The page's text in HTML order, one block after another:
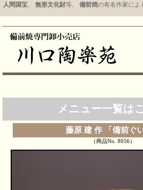
人間国宝、 無形文化財等、 備前焼の有名作家によ
メニュー一覧は
藤原 建 作 「備前ぐ
（商品No. 8056）